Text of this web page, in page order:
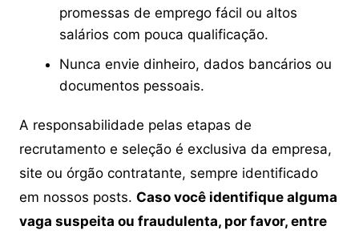
promessas de emprego fácil ou altos
salários com pouca qualificação.
Nunca envie dinheiro, dados bancários ou
documentos pessoais.
A responsabilidade pelas etapas de
recrutamento e seleção é exclusiva da empresa,
site ou órgão contratante, sempre identificado
em nossos posts. Caso você identifique alguma
vaga suspeita ou fraudulenta, por favor, entre